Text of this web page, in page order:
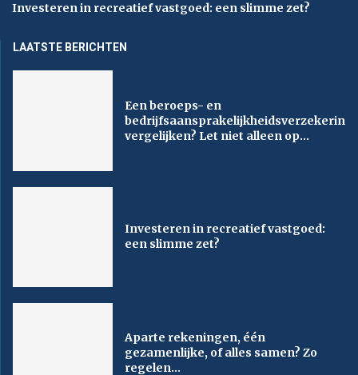
Investeren in recreatief vastgoed: een slimme zet?
LAATSTE BERICHTEN
Een beroeps- en
bedrijfsaansprakelijkheidsverzekering
vergelijken? Let niet alleen op...
Investeren in recreatief vastgoed:
een slimme zet?
Aparte rekeningen, één
gezamenlijke, of alles samen? Zo
regelen...